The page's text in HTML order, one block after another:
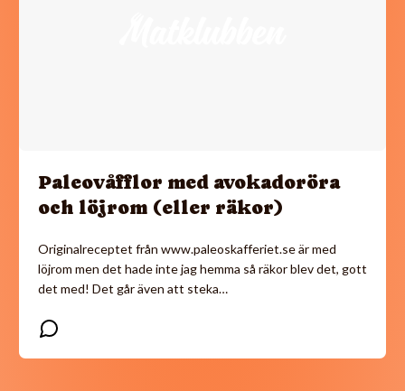
Paleovåfflor med avokadoröra
och löjrom (eller räkor)
Originalreceptet från www.paleoskafferiet.se är med
löjrom men det hade inte jag hemma så räkor blev det, gott
det med! Det går även att steka…